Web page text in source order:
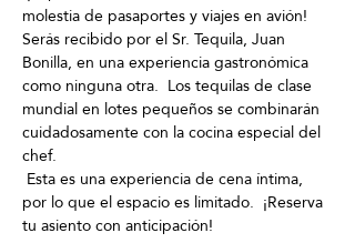
molestia de pasaportes y viajes en avión!
Serás recibido por el Sr. Tequila, Juan
Bonilla, en una experiencia gastronómica
como ninguna otra.  Los tequilas de clase
mundial en lotes pequeños se combinarán
cuidadosamente con la cocina especial del
chef.
por lo que el espacio es limitado.  ¡Reserva
tu asiento con anticipación!